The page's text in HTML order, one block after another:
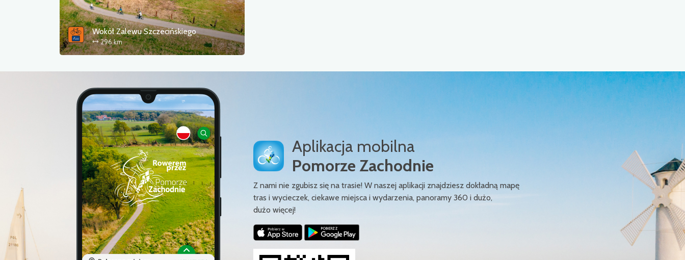
Wokół Zalewu Szczecińskiego
296 km
Aplikacja mobilna
Pomorze Zachodnie
Z nami nie zgubisz się na trasie! W naszej aplikacji znajdziesz dokładną mapę
tras i wycieczek, ciekawe miejsca i wydarzenia, panoramy 360 i dużo,
dużo więcej!